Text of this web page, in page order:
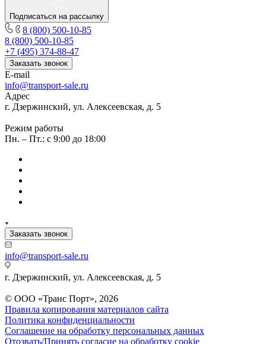
Подписаться на рассылку
8 (800) 500-10-85
8 (800) 500-10-85
+7 (495) 374-88-47
Заказать звонок
E-mail
info@transport-sale.ru
Адрес
г. Дзержинский, ул. Алексеевская, д. 5
Режим работы
Пн. – Пт.: с 9:00 до 18:00
Заказать звонок
info@transport-sale.ru
г. Дзержинский, ул. Алексеевская, д. 5
© ООО «Транс Порт», 2026
Правила копирования материалов сайта
Политика конфиденциальности
Соглашение на обработку персональных данных
Отозвать/Принять согласие на обработку cookie